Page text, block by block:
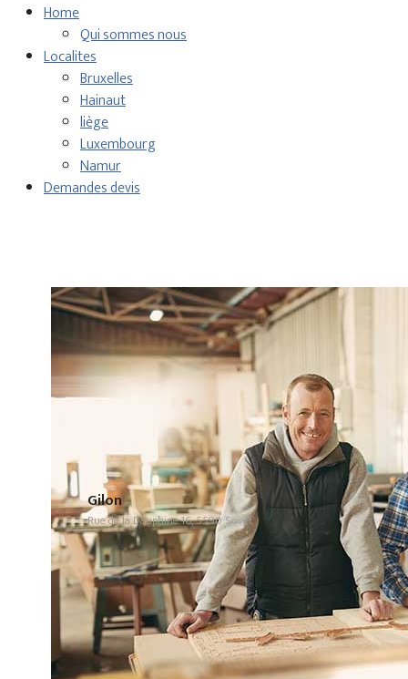
Home
Qui sommes nous
Localites
Bruxelles
Hainaut
liège
Luxembourg
Namur
Demandes devis
Gilon
Rue de la Dauphine 16, 5590 Sovet